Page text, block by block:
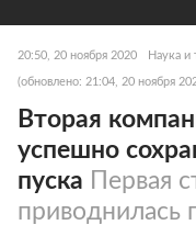
20:50, 20 ноября 2020 Наука и
(обновлено: 21:04, 20 ноября
Вторая
успешно
пуска Первая